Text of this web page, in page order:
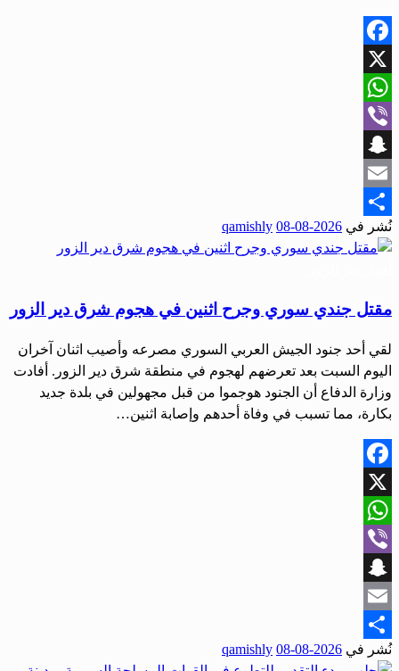
Facebook
X
WhatsApp
Viber
Snapchat
Email
Share
نُشر في 2026-08-08
qamishly
مقتل جندي سوري وجرح اثنين في هجوم شرق دير الزور
لقي أحد جنود الجيش العربي السوري مصرعه وأصيب اثنان آخران
اليوم السبت بعد تعرضهم لهجوم في منطقة شرق دير الزور. أفادت
وزارة الدفاع أن الجنود هوجموا من قبل مجهولين في بلدة جديد
بكارة، مما تسبب في وفاة أحدهم وإصابة اثنين…
Facebook
X
WhatsApp
Viber
Snapchat
Email
Share
نُشر في 2026-08-08
qamishly